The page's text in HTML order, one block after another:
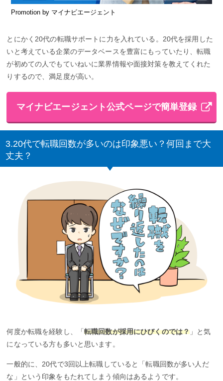
Promotion by マイナビエージェント
とにかく20代の転職サポートに力を入れている。20代を採用した
いと考えている企業のデータベースを豊富にもっていたり、転職
が初めての人でもていねいに業界情報や面接対策を教えてくれた
りするので、満足度が高い。
マイナビエージェント公式ページで簡単登録
3.20代で転職回数が多いのは印象悪い？何回まで大
丈夫？
何度か転職を経験し、「転職回数が採用にひびくのでは？ 」と気
になっている方も多いと思います。
一般的に、20代で3回以上転職していると「転職回数が多い人だ
な」という印象をもたれてしまう傾向はあるようです。